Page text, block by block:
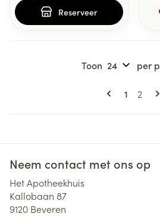
Reserveer
U lees
1 2
Toon per
Neem contact met ons op
Het Apotheekhuis
Kallobaan 87
9120 Beveren